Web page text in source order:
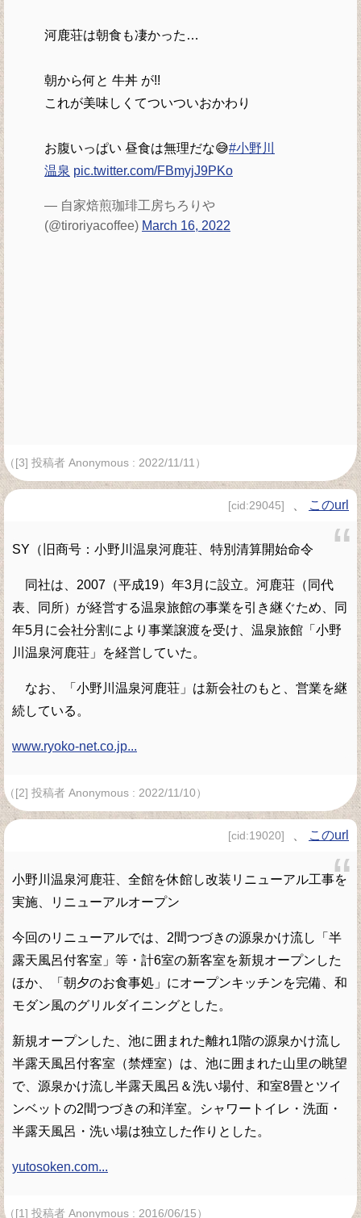
河鹿荘は朝食も凄かった…
朝から何と 牛丼 が!!
これが美味しくてついついおかわり
お腹いっぱい 昼食は無理だな😅#小野川
温泉 pic.twitter.com/FBmyjJ9PKo
— 自家焙煎珈琲工房ちろりや
(@tiroriyacoffee) March 16, 2022
（[3] 投稿者 Anonymous : 2022/11/11）
[cid:29045] このurl
SY（旧商号：小野川温泉河鹿荘、特別清算開始命令
同社は、2007（平成19）年3月に設立。河鹿荘（同代
表、同所）が経営する温泉旅館の事業を引き継ぐため、同
年5月に会社分割により事業譲渡を受け、温泉旅館「小野
川温泉河鹿荘」を経営していた。
なお、「小野川温泉河鹿荘」は新会社のもと、営業を継
続している。
www.ryoko-net.co.jp...
（[2] 投稿者 Anonymous : 2022/11/10）
[cid:19020] このurl
小野川温泉河鹿荘、全館を休館し改装リニューアル工事を
実施、リニューアルオープン
今回のリニューアルでは、2間つづきの源泉かけ流し「半
露天風呂付客室」等・計6室の新客室を新規オープンした
ほか、「朝夕のお食事処」にオープンキッチンを完備、和
モダン風のグリルダイニングとした。
新規オープンした、池に囲まれた離れ1階の源泉かけ流し
半露天風呂付客室（禁煙室）は、池に囲まれた山里の眺望
で、源泉かけ流し半露天風呂＆洗い場付、和室8畳とツイ
ンベットの2間つづきの和洋室。シャワートイレ・洗面・
半露天風呂・洗い場は独立した作りとした。
yutosoken.com...
（[1] 投稿者 Anonymous : 2016/06/15）